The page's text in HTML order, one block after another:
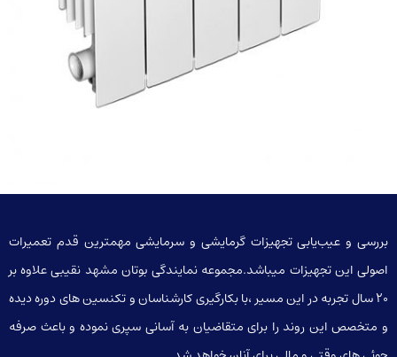
بررسی و عیب‌یابی تجهیزات گرمایشی و سرمایشی مهمترین قدم تعمیرات
اصولی این تجهیزات میباشد.مجموعه نمایندگی بوتان مشهد نقیبی علاوه بر
20 سال تجربه در این مسیر ،با بکارگیری کارشناسان و تکنسین های دوره دیده
و متخصص این روند را برای متقاضیان به آسانی سپری نموده و باعث صرفه